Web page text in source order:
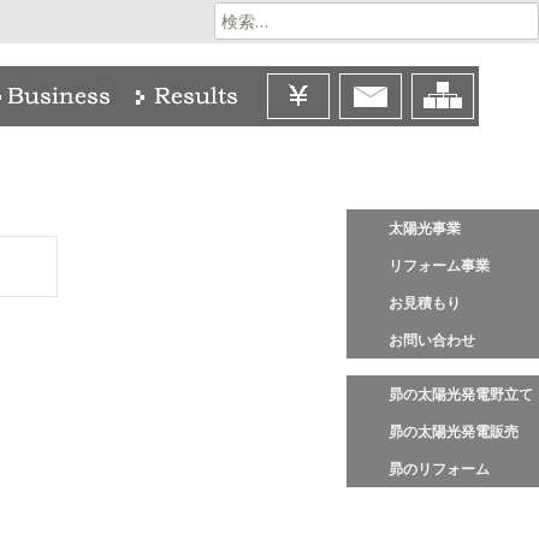
太陽光事業
リフォーム事業
お見積もり
お問い合わせ
昴の太陽光発電野立て
昴の太陽光発電販売
昴のリフォーム
検
索: